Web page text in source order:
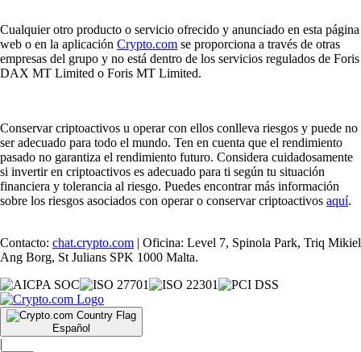
Cualquier otro producto o servicio ofrecido y anunciado en esta página
web o en la aplicación Crypto.com se proporciona a través de otras
empresas del grupo y no está dentro de los servicios regulados de Foris
DAX MT Limited o Foris MT Limited.
Conservar criptoactivos u operar con ellos conlleva riesgos y puede no
ser adecuado para todo el mundo. Ten en cuenta que el rendimiento
pasado no garantiza el rendimiento futuro. Considera cuidadosamente
si invertir en criptoactivos es adecuado para ti según tu situación
financiera y tolerancia al riesgo. Puedes encontrar más información
sobre los riesgos asociados con operar o conservar criptoactivos aquí.
Contacto: chat.crypto.com | Oficina: Level 7, Spinola Park, Triq Mikiel
Ang Borg, St Julians SPK 1000 Malta.
Español
|